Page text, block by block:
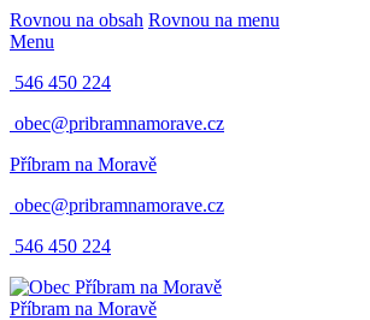
Rovnou na obsah Rovnou na menu
Menu
546 450 224
obec@pribramnamorave.cz
Příbram na Moravě
obec@pribramnamorave.cz
546 450 224
Příbram na Moravě